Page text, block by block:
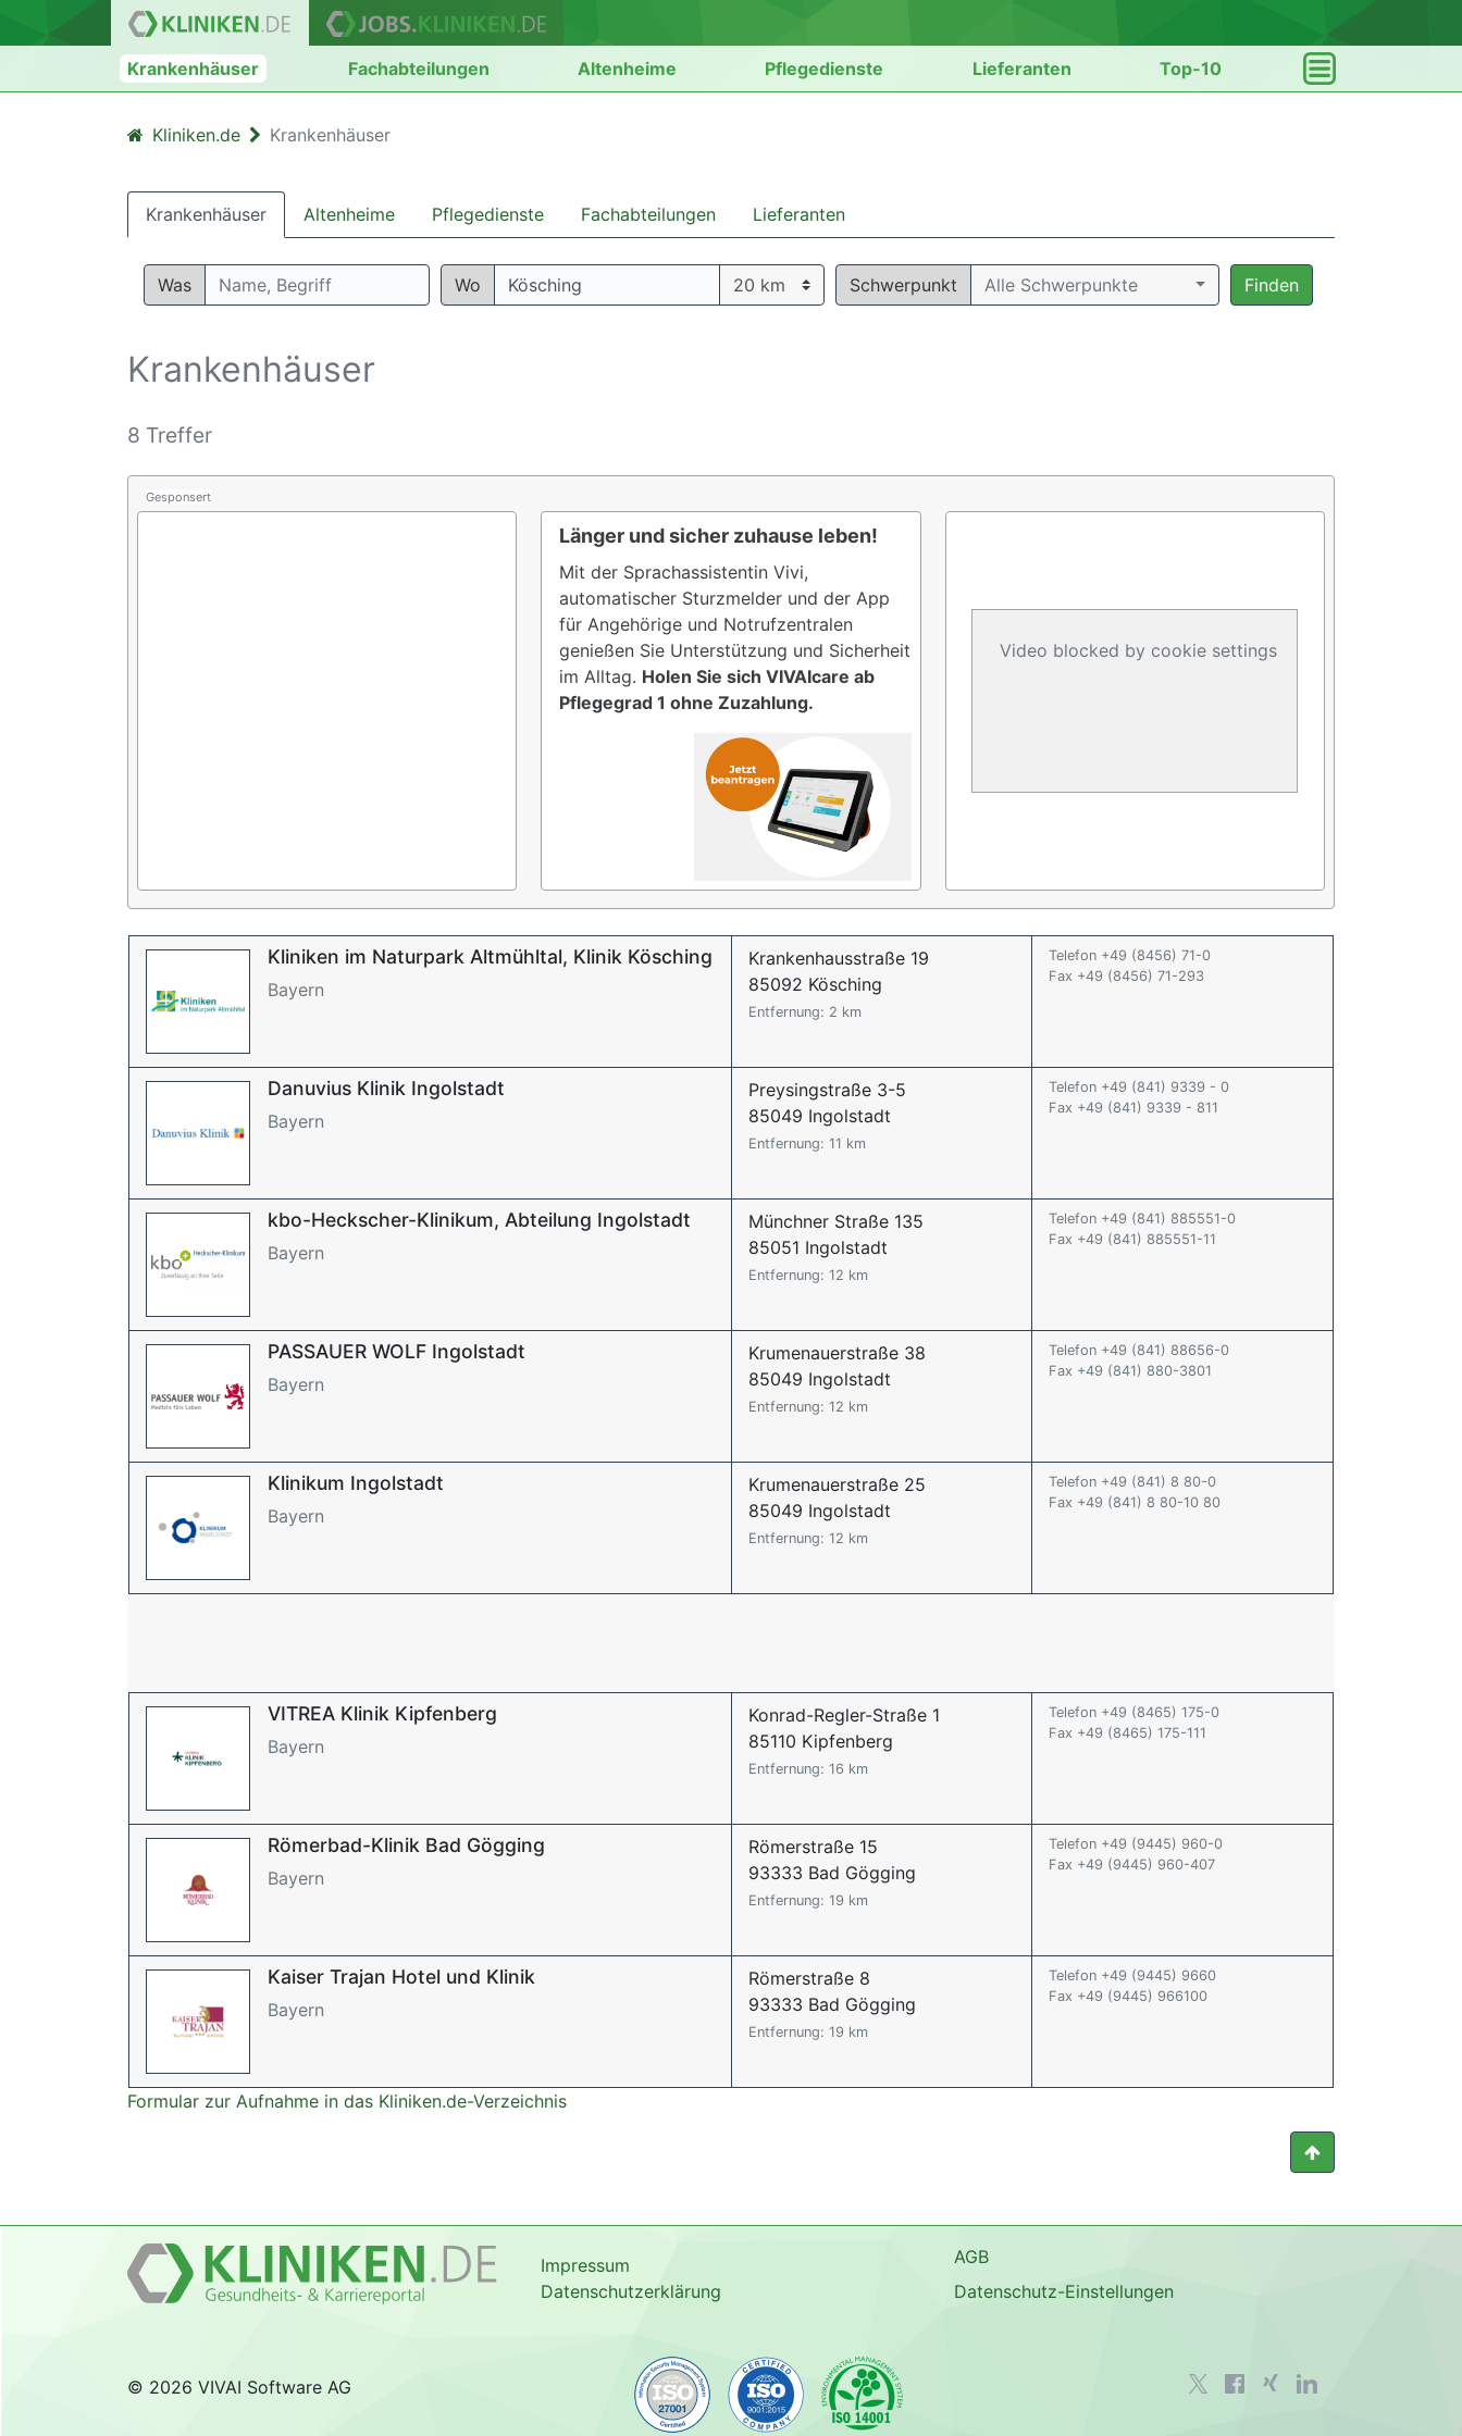
Krankenhäuser Fachabteilungen Altenheime Pflegedienste Lieferanten Top-10
Kliniken.de Krankenhäuser
Krankenhäuser Altenheime Pflegedienste Fachabteilungen Lieferanten
Was Wo Schwerpunkt Alle Schwerpunkte Finden
Krankenhäuser
8 Treffer
Gesponsert
Länger und sicher zuhause leben!
Mit der Sprachassistentin Vivi,
automatischer Sturzmelder und der App
für Angehörige und Notrufzentralen
genießen Sie Unterstützung und Sicherheit
im Alltag. Holen Sie sich VIVAIcare ab
Pflegegrad 1 ohne Zuzahlung.
Video blocked by cookie settings
Kliniken im Naturpark Altmühltal, Klinik Kösching
Bayern
Krankenhausstraße 19
85092 Kösching
Entfernung: 2 km
Telefon +49 (8456) 71-0
Fax +49 (8456) 71-293
Danuvius Klinik Ingolstadt
Bayern
Preysingstraße 3-5
85049 Ingolstadt
Entfernung: 11 km
Telefon +49 (841) 9339 - 0
Fax +49 (841) 9339 - 811
kbo-Heckscher-Klinikum, Abteilung Ingolstadt
Bayern
Münchner Straße 135
85051 Ingolstadt
Entfernung: 12 km
Telefon +49 (841) 885551-0
Fax +49 (841) 885551-11
PASSAUER WOLF Ingolstadt
Bayern
Krumenauerstraße 38
85049 Ingolstadt
Entfernung: 12 km
Telefon +49 (841) 88656-0
Fax +49 (841) 880-3801
Klinikum Ingolstadt
Bayern
Krumenauerstraße 25
85049 Ingolstadt
Entfernung: 12 km
Telefon +49 (841) 8 80-0
Fax +49 (841) 8 80-10 80
VITREA Klinik Kipfenberg
Bayern
Konrad-Regler-Straße 1
85110 Kipfenberg
Entfernung: 16 km
Telefon +49 (8465) 175-0
Fax +49 (8465) 175-111
Römerbad-Klinik Bad Gögging
Bayern
Römerstraße 15
93333 Bad Gögging
Entfernung: 19 km
Telefon +49 (9445) 960-0
Fax +49 (9445) 960-407
Kaiser Trajan Hotel und Klinik
Bayern
Römerstraße 8
93333 Bad Gögging
Entfernung: 19 km
Telefon +49 (9445) 9660
Fax +49 (9445) 966100
Formular zur Aufnahme in das Kliniken.de-Verzeichnis
Impressum
Datenschutzerklärung
AGB
Datenschutz-Einstellungen
© 2026 VIVAI Software AG